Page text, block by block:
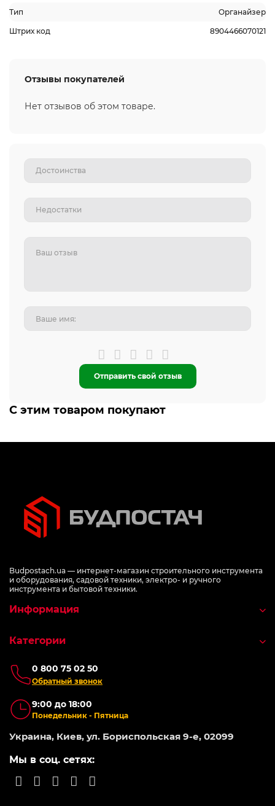
Тип Органайзер
Штрих код 8904466070121
Отзывы покупателей
Нет отзывов об этом товаре.
Отправить свой отзыв
С этим товаром покупают
Budpostach.ua — интернет-магазин строительного инструмента
и оборудования, садовой техники, электро- и ручного
инструмента и бытовой техники.
0 800 75 02 50
Обратный звонок
9:00 до 18:00
Понедельник - Пятница
Украина, Киев, ул. Бориспольская 9-е, 02099
Мы в соц. сетях:
Информация
Категории